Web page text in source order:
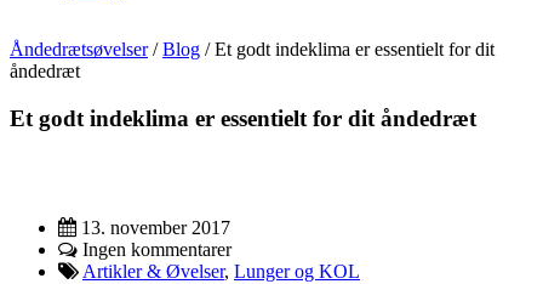
Åndedrætsøvelser/Blog /Et godt indeklima er essentielt for dit
åndedræt
Et godt indeklima er essentielt for dit åndedræt
13. november 2017
Ingen kommentarer
Artikler & Øvelser, Lunger og KOL